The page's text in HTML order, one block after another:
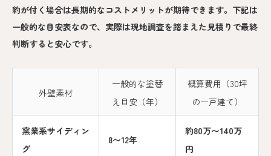
約が付く場合は長期的なコストメリットが期待できます。下記は
一般的な目安表なので、実際は現地調査を踏まえた見積りで最終
判断すると安心です。
外壁素材
一般的な塗替
え目安（年）
概算費用（30坪
の一戸建て）
窯業系サイディン
グ
8〜12年
約80万〜140万
円